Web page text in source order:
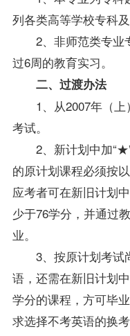
列各类高等学校专科
2、非师范类专业
过6周的教育实习。
二、过渡办法
1、从2007年（上
考试。
2、新计划中加“★”
的原计划课程必须按
应考者可在新旧计划
少于76学分，并通过
业。
3、按原计划考试
语，还需在新旧计划
学分的课程，方可毕
求选择不考英语的换考